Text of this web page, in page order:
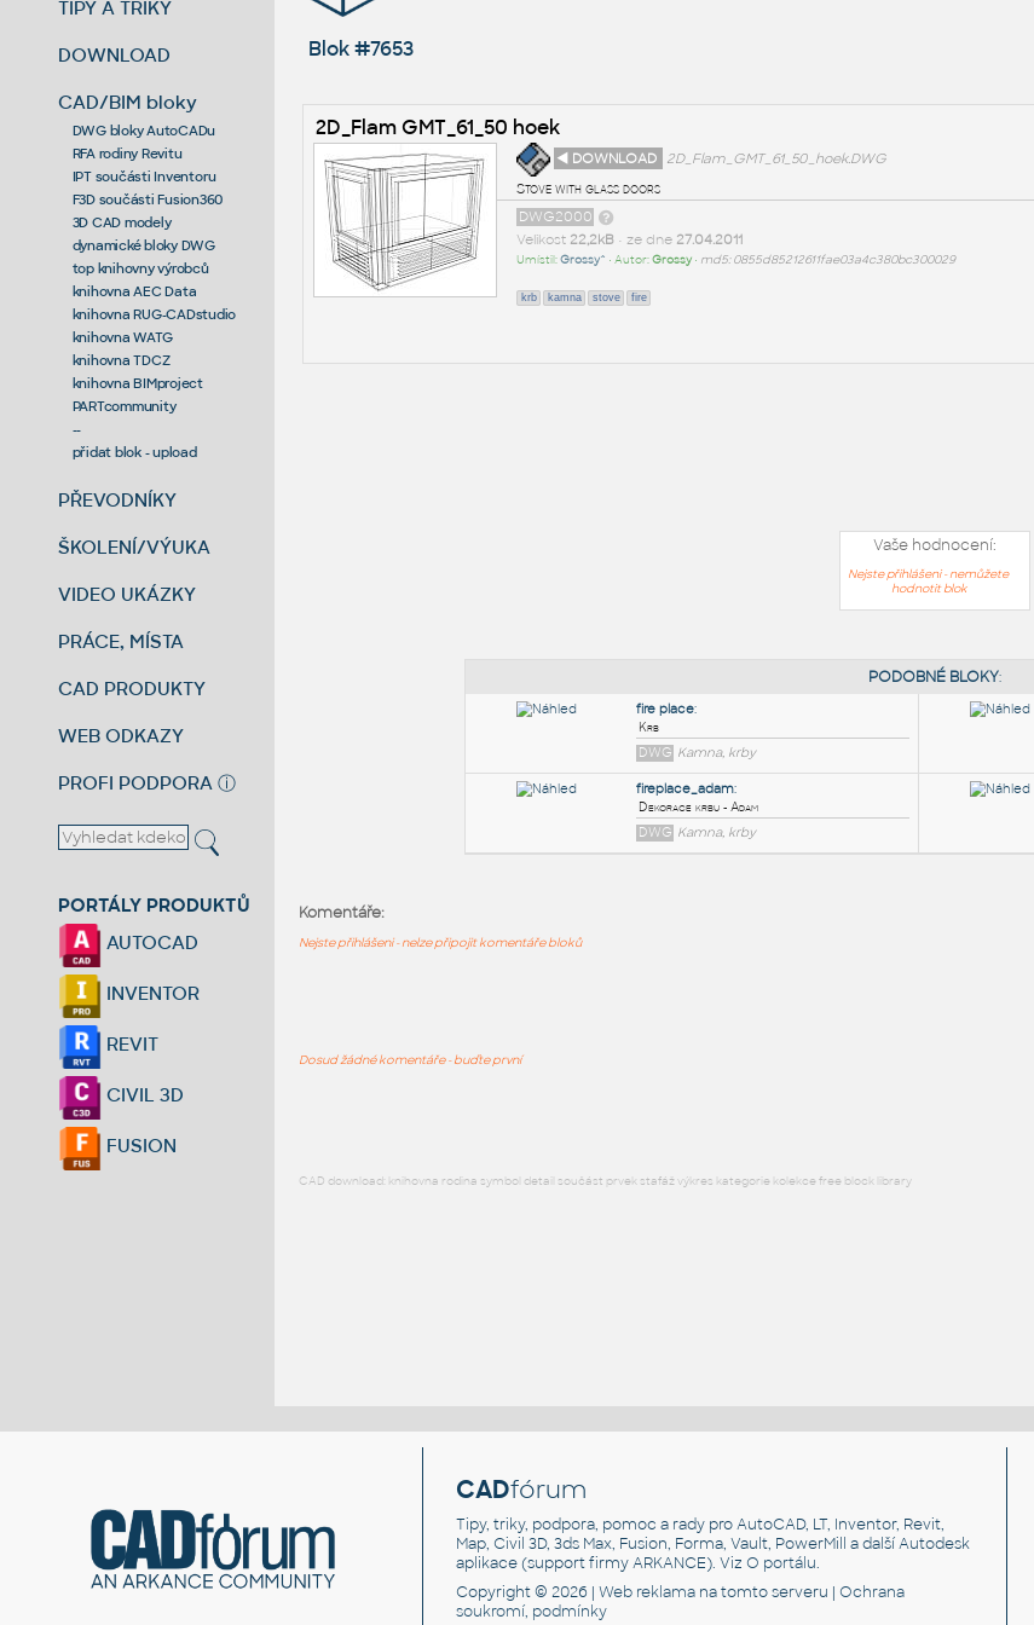
TIPY A TRIKY
DOWNLOAD
CAD/BIM bloky
DWG bloky AutoCADu
RFA rodiny Revitu
IPT součásti Inventoru
F3D součásti Fusion360
3D CAD modely
dynamické bloky DWG
top knihovny výrobců
knihovna AEC Data
knihovna RUG-CADstudio
knihovna WATG
knihovna TDCZ
knihovna BIMproject
PARTcommunity
--
přidat blok - upload
PŘEVODNÍKY
ŠKOLENÍ/VÝUKA
VIDEO UKÁZKY
PRÁCE, MÍSTA
CAD PRODUKTY
WEB ODKAZY
PROFI PODPORA ⓘ
PORTÁLY PRODUKTŮ
AUTOCAD
INVENTOR
REVIT
CIVIL 3D
FUSION
Blok #7653
2D_Flam GMT_61_50 hoek
◄ DOWNLOAD
2D_Flam_GMT_61_50_hoek.DWG
Stove with glass doors
DWG2000
Velikost 22,2kB• ze dne 27.04.2011
Umístil:Grossy^ • Autor:Grossy• md5: 0855d85212611fae03a4c380bc300029
krb kamna stove fire
Vaše hodnocení:
Nejste přihlášeni - nemůžete
hodnotit blok
Komentáře:
Nejste přihlášeni - nelze připojit komentáře bloků
Dosud žádné komentáře - buďte první
CAD download: knihovna rodina symbol detail součást prvek stafáž výkres kategorie kolekce free block library
CADfórum
Tipy, triky, podpora, pomoc a rady pro AutoCAD, LT, Inventor, Revit,
Map, Civil 3D, 3ds Max, Fusion, Forma, Vault, PowerMill a další Autodesk
aplikace (support firmy ARKANCE). VizO portálu.
Copyright © 2026 |Web reklama na tomto serveru |Ochrana
soukromí, podmínky